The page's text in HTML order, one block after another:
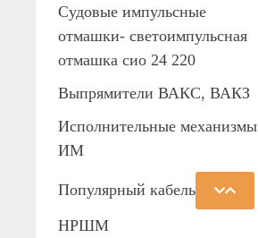
Судовые импульсные
отмашки- светоимпульсная
отмашка сио 24 220
Выпрямители ВАКС, ВАКЗ
Исполнительные механизмы
ИМ
Популярный кабель
НРШМ